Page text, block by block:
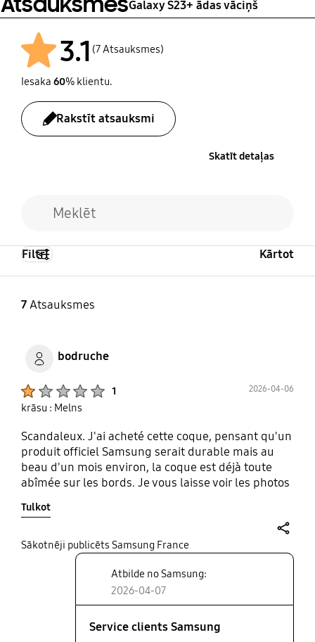
Galaxy S23+ ādas vāciņš
3.1 (7 Atsauksmes)
Iesaka 60% klientu.
Rakstīt atsauksmi
Skatīt detaļas
7Atsauksmes
Filtri Kārtot
bodruche
1 2026-04-06
krāsu : Melns
Scandaleux. J'ai acheté cette coque, pensant qu'un
produit officiel Samsung serait durable mais au
beau d'un mois environ, la coque est déjà toute
abîmée sur les bords. Je vous laisse voir les photos
rien fait de particulier avec, pas d'eau, de
Vendre un produit si cher pour cette qualité, c'est
honteux. Autant l'acheter sur le marché, cela
revient au même pour beaucoup moins cher.
Tulkot
Sākotnēji publicēts Samsung France
Atbilde no Samsung:
2026-04-07
Service clients Samsung